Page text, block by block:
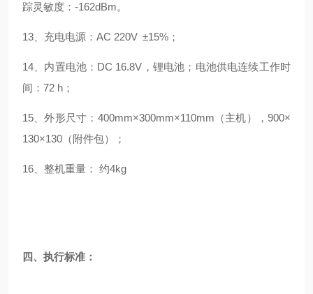
踪灵敏度： -162dBm。
13 充电电源： AC 220V ±15% ；
14 内置电池： DC 16.8V ，锂电池；电池供电连续工作时
间： 72 h ；
15、外形尺寸： 400mm×300mm×110mm（主机），900×
130×130（附件包）
；
16 整机重量： 约4kg
四、 执行标准 ：